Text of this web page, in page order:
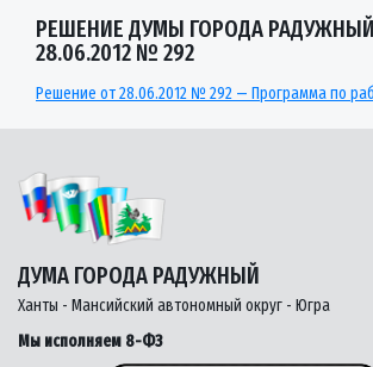
РЕШЕНИЕ ДУМЫ ГОРОДА
28.06.2012 № 292
Решение от 28.06.2012 № 292 — Программа по
ДУМА ГОРОДА РАДУЖНЫЙ
Ханты - Мансийский автономный округ - Югра
Мы исполняем 8-ФЗ